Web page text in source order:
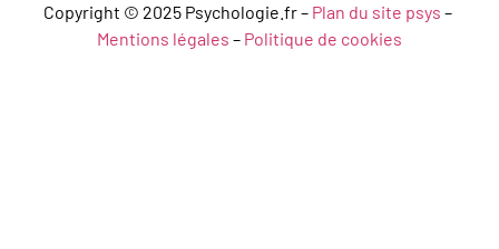
Copyright © 2025 Psychologie.fr – Plan du site psys –
Mentions légales – Politique de cookies